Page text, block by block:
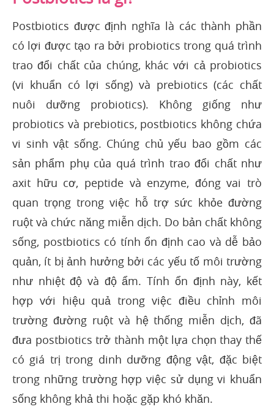
Postbiotics được định nghĩa là các thành phần
có lợi được tạo ra bởi probiotics trong quá trình
trao đổi chất của chúng, khác với cả probiotics
(vi khuẩn có lợi sống) và prebiotics (các chất
nuôi dưỡng probiotics). Không giống như
probiotics và prebiotics, postbiotics không chứa
vi sinh vật sống. Chúng chủ yếu bao gồm các
sản phẩm phụ của quá trình trao đổi chất như
axit hữu cơ, peptide và enzyme, đóng vai trò
quan trọng trong việc hỗ trợ sức khỏe đường
ruột và chức năng miễn dịch. Do bản chất không
sống, postbiotics có tính ổn định cao và dễ bảo
quản, ít bị ảnh hưởng bởi các yếu tố môi trường
như nhiệt độ và độ ẩm. Tính ổn định này, kết
hợp với hiệu quả trong việc điều chỉnh môi
trường đường ruột và hệ thống miễn dịch, đã
đưa postbiotics trở thành một lựa chọn thay thế
có giá trị trong dinh dưỡng động vật, đặc biệt
trong những trường hợp việc sử dụng vi khuẩn
sống không khả thi hoặc gặp khó khăn.